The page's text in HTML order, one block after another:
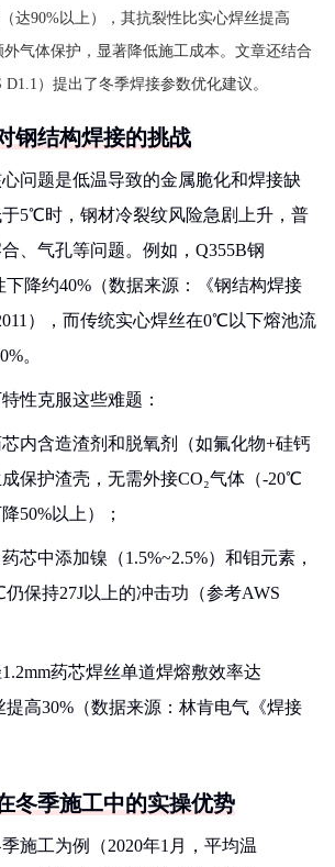
达90%以上），其抗裂性比实心焊丝提高
外气体保护，显著降低施工成本。文章还结合
D1.1）提出了冬季焊接参数优化建议。
钢结构焊接的挑战
问题是低温导致的金属脆化和焊接缺
5℃时，钢材冷裂纹风险急剧上升，普
、气孔等问题。例如，Q355B钢
降约40%（数据来源：《钢结构焊接
），而传统实心焊丝在0℃以下熔池流
。
性克服这些难题：
内含造渣剂和脱氧剂（如氟化物+硅钙
保护渣壳，无需外接CO₂气体（-20℃
50%以上）；
芯中添加镍（1.5%~2.5%）和钼元素，
保持27J以上的冲击功（参考AWS
药芯焊丝单道焊熔敷效率达
提高30%（数据来源：林肯电气《焊接
冬季施工中的实操优势
施工为例（2020年1月，平均温